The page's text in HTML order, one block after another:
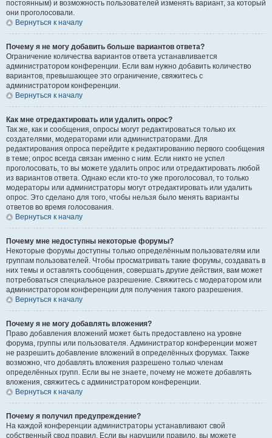
постоянным) и возможность пользователей изменять вариант, за который
они проголосовали.
Вернуться к началу
Почему я не могу добавить больше вариантов ответа?
Ограничение количества вариантов ответа устанавливается
администратором конференции. Если вам нужно добавить количество
вариантов, превышающее это ограничение, свяжитесь с
администратором конференции.
Вернуться к началу
Как мне отредактировать или удалить опрос?
Так же, как и сообщения, опросы могут редактироваться только их
создателями, модераторами или администраторами. Для
редактирования опроса перейдите к редактированию первого сообщения
в теме; опрос всегда связан именно с ним. Если никто не успел
проголосовать, то вы можете удалить опрос или отредактировать любой
из вариантов ответа. Однако если кто-то уже проголосовал, то только
модераторы или администраторы могут отредактировать или удалить
опрос. Это сделано для того, чтобы нельзя было менять варианты
ответов во время голосования.
Вернуться к началу
Почему мне недоступны некоторые форумы?
Некоторые форумы доступны только определённым пользователям или
группам пользователей. Чтобы просматривать такие форумы, создавать в
них темы и оставлять сообщения, совершать другие действия, вам может
потребоваться специальное разрешение. Свяжитесь с модератором или
администратором конференции для получения такого разрешения.
Вернуться к началу
Почему я не могу добавлять вложения?
Право добавления вложений может быть предоставлено на уровне
форума, группы или пользователя. Администратор конференции может
не разрешить добавление вложений в определённых форумах. Также
возможно, что добавлять вложения разрешено только членам
определённых групп. Если вы не знаете, почему не можете добавлять
вложения, свяжитесь с администратором конференции.
Вернуться к началу
Почему я получил предупреждение?
На каждой конференции администраторы устанавливают свой
собственный свод правил. Если вы нарушили правило, вы можете